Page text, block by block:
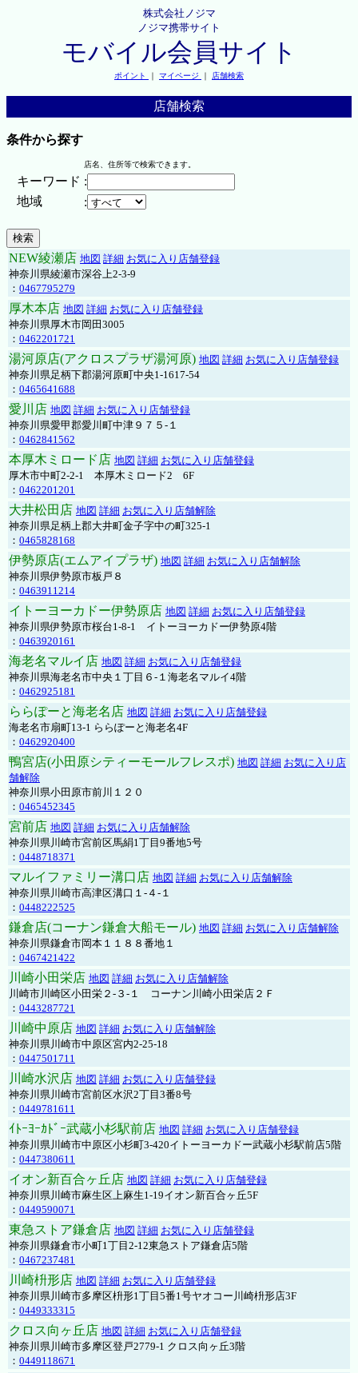
株式会社ノジマ
ノジマ携帯サイト
モバイル会員サイト
ポイント ｜ マイページ ｜ 店舗検索
店舗検索
条件から探す
店名、住所等で検索できます。
キーワード :
地域
:
NEW綾瀬店 地図 詳細 お気に入り店舗登録
神奈川県綾瀬市深谷上2-3-9
： 0467795279
厚木本店 地図 詳細 お気に入り店舗登録
神奈川県厚木市岡田3005
： 0462201721
湯河原店(アクロスプラザ湯河原) 地図 詳細 お気に入り店舗登録
神奈川県足柄下郡湯河原町中央1-1617-54
： 0465641688
愛川店 地図 詳細 お気に入り店舗登録
神奈川県愛甲郡愛川町中津９７５-１
： 0462841562
本厚木ミロード店 地図 詳細 お気に入り店舗登録
厚木市中町2-2-1 本厚木ミロード2 6F
： 0462201201
大井松田店 地図 詳細 お気に入り店舗解除
神奈川県足柄上郡大井町金子字中の町325-1
： 0465828168
伊勢原店(エムアイプラザ) 地図 詳細 お気に入り店舗解除
神奈川県伊勢原市板戸８
： 0463911214
イトーヨーカドー伊勢原店 地図 詳細 お気に入り店舗登録
神奈川県伊勢原市桜台1-8-1 イトーヨーカドー伊勢原4階
： 0463920161
海老名マルイ店 地図 詳細 お気に入り店舗登録
神奈川県海老名市中央１丁目６-１海老名マルイ4階
： 0462925181
ららぽーと海老名店 地図 詳細 お気に入り店舗登録
海老名市扇町13-1 ららぽーと海老名4F
： 0462920400
鴨宮店(小田原シティーモールフレスポ) 地図 詳細 お気に入り店
舗解除
神奈川県小田原市前川１２０
： 0465452345
宮前店 地図 詳細 お気に入り店舗解除
神奈川県川崎市宮前区馬絹1丁目9番地5号
： 0448718371
マルイファミリー溝口店 地図 詳細 お気に入り店舗解除
神奈川県川崎市高津区溝口１-４-１
： 0448222525
鎌倉店(コーナン鎌倉大船モール) 地図 詳細 お気に入り店舗解除
神奈川県鎌倉市岡本１１８８番地１
： 0467421422
川崎小田栄店 地図 詳細 お気に入り店舗解除
川崎市川崎区小田栄２‐３‐１ コーナン川崎小田栄店２Ｆ
： 0443287721
川崎中原店 地図 詳細 お気に入り店舗解除
神奈川県川崎市中原区宮内2-25-18
： 0447501711
川崎水沢店 地図 詳細 お気に入り店舗登録
神奈川県川崎市宮前区水沢2丁目3番8号
： 0449781611
ｲﾄｰﾖｰｶﾄﾞｰ武蔵小杉駅前店 地図 詳細 お気に入り店舗登録
神奈川県川崎市中原区小杉町3-420イトーヨーカドー武蔵小杉駅前店5階
： 0447380611
イオン新百合ヶ丘店 地図 詳細 お気に入り店舗登録
神奈川県川崎市麻生区上麻生1-19イオン新百合ヶ丘5F
： 0449590071
東急ストア鎌倉店 地図 詳細 お気に入り店舗登録
神奈川県鎌倉市小町1丁目2-12東急ストア鎌倉店5階
： 0467237481
川崎枡形店 地図 詳細 お気に入り店舗登録
神奈川県川崎市多摩区枡形1丁目5番1号ヤオコー川崎枡形店3F
： 0449333315
クロス向ヶ丘店 地図 詳細 お気に入り店舗登録
神奈川県川崎市多摩区登戸2779-1 クロス向ヶ丘3階
： 0449118671